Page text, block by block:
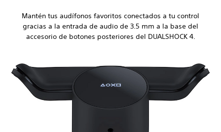
Mantén tus audífonos favoritos conectados a tu control
gracias a la entrada de audio de 3.5 mm a la base del
accesorio de botones posteriores del DUALSHOCK 4.